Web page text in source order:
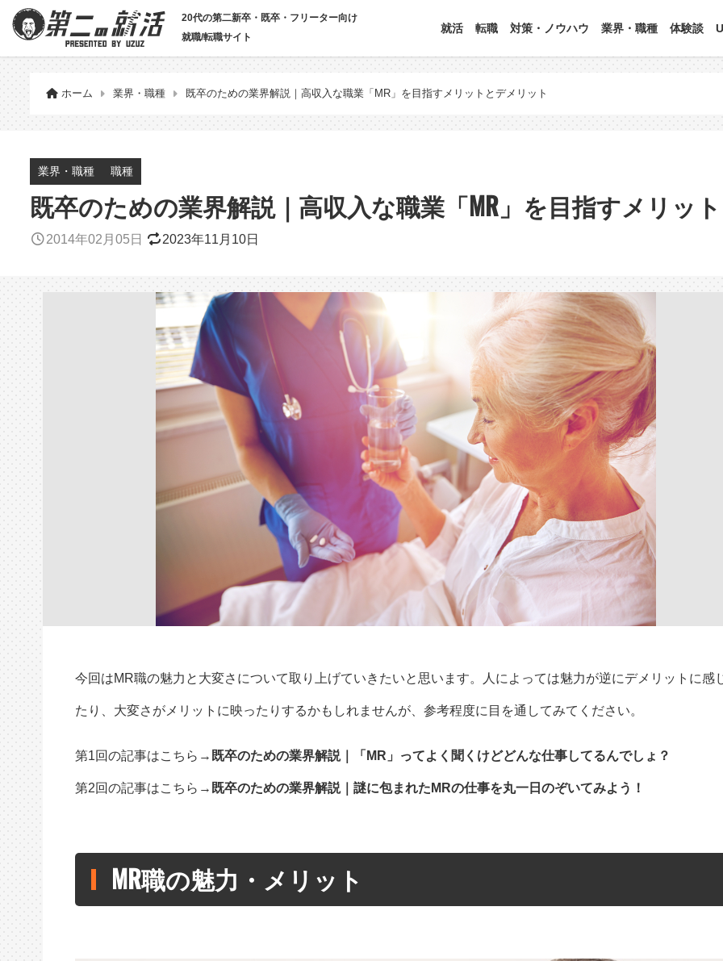
20代の第二新卒・既卒・フリーター向け
就職/転職サイト
就活 転職 対策・ノウハウ 業界・職種 体験談
ホーム 業界・職種 既卒のための業界解説｜高収入な職業「MR」を目指すメリットとデメリット
業界・職種 職種
既卒のための業界解説｜高収入な職業「MR」を目指すメリッ
2014年02月05日 2023年11月10日
今回はMR職の魅力と大変さについて取り上げていきたいと思います。人によっては魅力が逆にデメリットに感
たり、大変さがメリットに映ったりするかもしれませんが、参考程度に目を通してみてください。
第1回の記事はこちら→ 既卒のための業界解説｜「MR」ってよく聞くけどどんな仕事してるんでしょ？
第2回の記事はこちら→ 既卒のための業界解説｜謎に包まれたMRの仕事を丸一日のぞいてみよう！
MR職の魅力・メリット